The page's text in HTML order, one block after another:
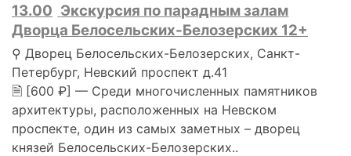
13.00 Экскурсия по парадным залам
Дворца Белосельских-Белозерских 12+
⚲ Дворец Белосельских-Белозерских, Санкт-
Петербург, Невский проспект д.41
🗎 [600 ₽] — Среди многочисленных памятников
архитектуры, расположенных на Невском
проспекте, один из самых заметных – дворец
князей Белосельских-Белозерских..